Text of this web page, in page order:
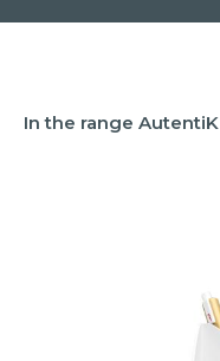
In the range AutentiK